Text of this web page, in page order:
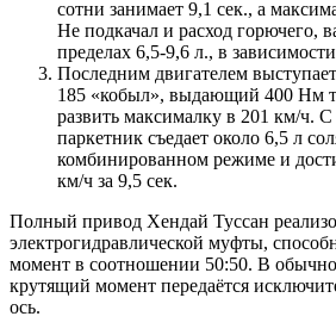
сотни занимает 9,1 сек., а
Не подкачал и расход горючего,
пределах 6,5-9,6 л., в
Последним двигателем
185 «кобыл», выдающий 400 Нм
развить максималку в 201 км/ч.
паркетник съедает около 6,5 л
комбинированном режиме и
км/ч за 9,5 сек.
Полный привод Хендай Туссан
электрогидравлической муфты,
момент в соотношении 50:50. В
крутящий момент передаётся
ось.